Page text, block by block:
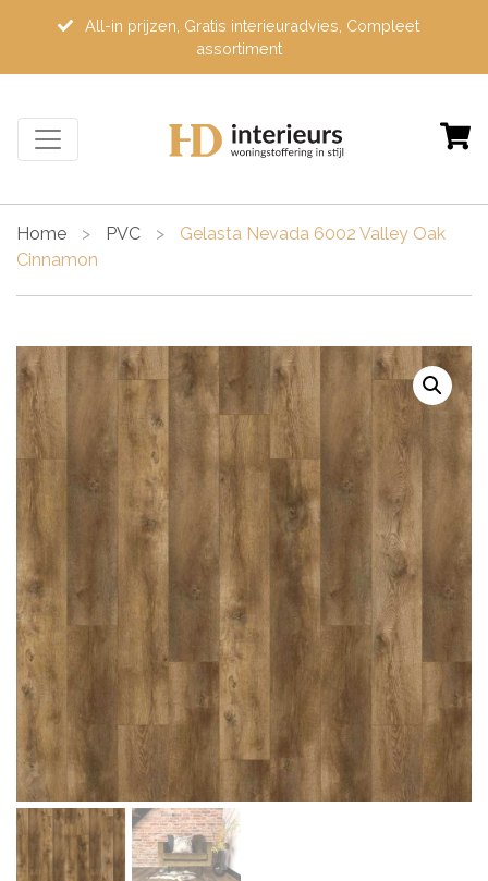
All-in prijzen, Gratis interieuradvies, Compleet
assortiment
Home > PVC >
Gelasta Nevada 6002 Valley Oak
Cinnamon